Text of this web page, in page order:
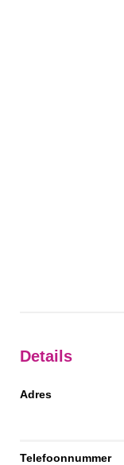
Details
Adres
Telefoonnummer